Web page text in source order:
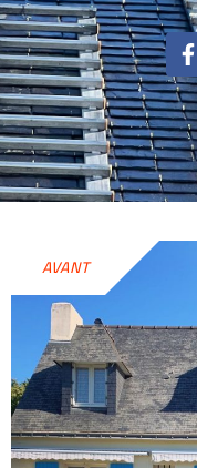
AVANT